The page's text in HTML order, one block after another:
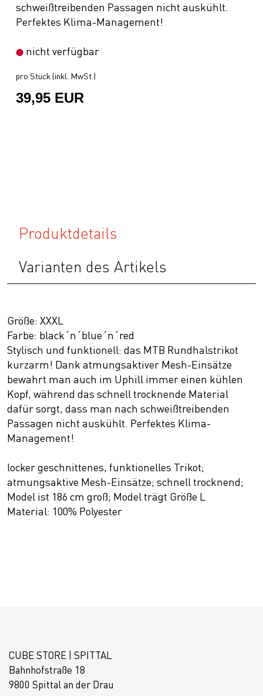
schweißtreibenden Passagen nicht auskühlt.
Perfektes Klima-Management!
nicht verfügbar
pro Stück (inkl. MwSt.)
39,95 EUR
Produktdetails
Varianten des Artikels
Größe: XXXL
Farbe: black´n´blue´n´red
Stylisch und funktionell: das MTB Rundhalstrikot
kurzarm! Dank atmungsaktiver Mesh-Einsätze
bewahrt man auch im Uphill immer einen kühlen
Kopf, während das schnell trocknende Material
dafür sorgt, dass man nach schweißtreibenden
Passagen nicht auskühlt. Perfektes Klima-
Management!
locker geschnittenes, funktionelles Trikot;
atmungsaktive Mesh-Einsätze; schnell trocknend;
Model ist 186 cm groß; Model trägt Größe L
Material: 100% Polyester
CUBE STORE | SPITTAL
Bahnhofstraße 18
9800 Spittal an der Drau